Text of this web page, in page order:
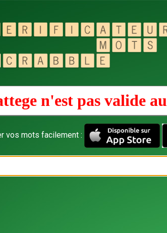
n'est pas valide au
vos mots facilement :